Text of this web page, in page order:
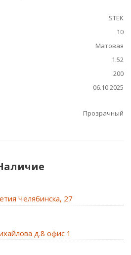
STEK
10
Матовая
1.52
200
06.10.2025
Прозрачный
Челябинска, 27
д.8 офис 1